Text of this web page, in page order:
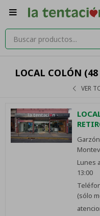

LOCAL COLÓN
VER
Lunes
13:00
(sólo